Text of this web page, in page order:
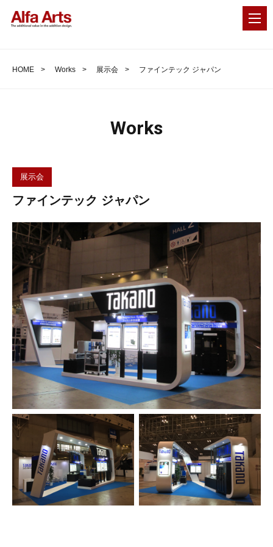
HOME Works 展示会 ファインテック ジャパン
Works
展示会
ファインテック ジャパン